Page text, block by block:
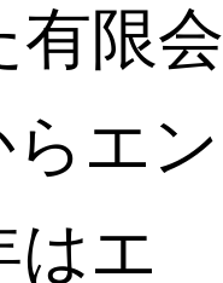
有限会
エン
はエ